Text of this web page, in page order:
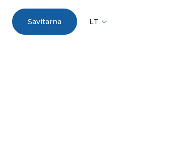
Savitarna LT